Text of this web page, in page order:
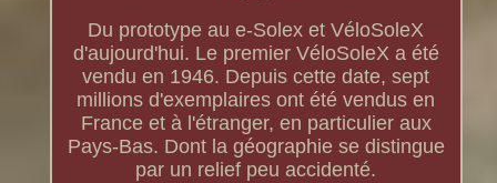
Du prototype au e-Solex et VéloSoleX
d'aujourd'hui. Le premier VéloSoleX a été
vendu en 1946. Depuis cette date, sept
millions d'exemplaires ont été vendus en
France et à l'étranger, en particulier aux
Pays-Bas. Dont la géographie se distingue
par un relief peu accidenté.